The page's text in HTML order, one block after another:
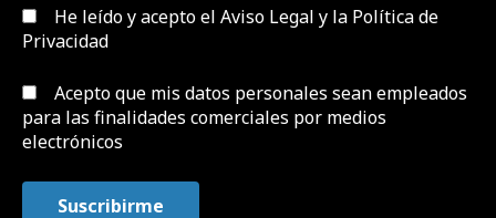
He leído y acepto el Aviso Legal y la Política de
Privacidad
Acepto que mis datos personales sean empleados
para las finalidades comerciales por medios
electrónicos